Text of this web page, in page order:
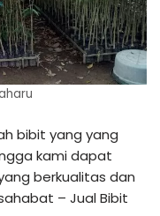
bibit yang yang
kami dapat
berkualitas dan
– Jual Bibit